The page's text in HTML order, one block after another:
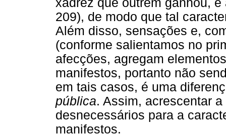
xadrez que outrem ganhou,
209), de modo que tal
Além disso, sensações e,
(conforme salientamos no
afecções, agregam
manifestos, portanto não
em tais casos, é uma
pública. Assim, acrescentar
desnecessários para a
manifestos.